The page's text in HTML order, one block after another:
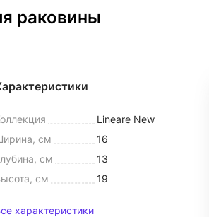
раковины
Lineare New
см
16
см
13
см
19
характеристики